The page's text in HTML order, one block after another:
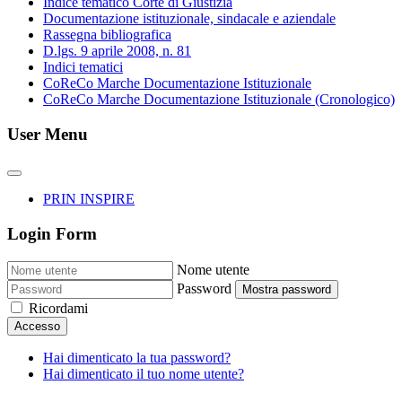
Documentazione istituzionale, sindacale e aziendale
Rassegna bibliografica
D.lgs. 9 aprile 2008, n. 81
Indici tematici
CoReCo Marche Documentazione Istituzionale
CoReCo Marche Documentazione Istituzionale (Cronologico)
User Menu
PRIN INSPIRE
Login Form
Nome utente
Password
Mostra password
Ricordami
Accesso
Hai dimenticato la tua password?
Hai dimenticato il tuo nome utente?